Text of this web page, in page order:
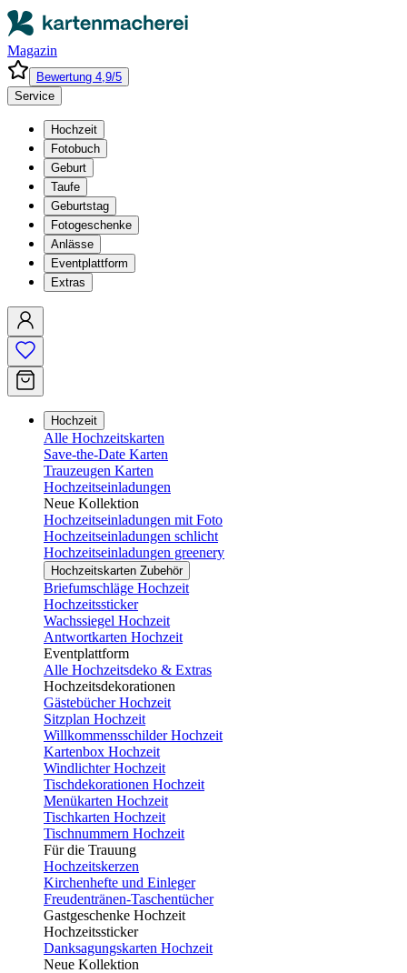
Magazin
Bewertung 4,9/5
Service
Hochzeit
Fotobuch
Geburt
Taufe
Geburtstag
Fotogeschenke
Anlässe
Eventplattform
Extras
Hochzeit
Alle Hochzeitskarten
Save-the-Date Karten
Trauzeugen Karten
Hochzeitseinladungen
Neue Kollektion
Hochzeitseinladungen mit Foto
Hochzeitseinladungen schlicht
Hochzeitseinladungen greenery
Hochzeitskarten Zubehör
Briefumschläge Hochzeit
Hochzeitssticker
Wachssiegel Hochzeit
Antwortkarten Hochzeit
Eventplattform
Alle Hochzeitsdeko & Extras
Hochzeitsdekorationen
Gästebücher Hochzeit
Sitzplan Hochzeit
Willkommensschilder Hochzeit
Kartenbox Hochzeit
Windlichter Hochzeit
Tischdekorationen Hochzeit
Menükarten Hochzeit
Tischkarten Hochzeit
Tischnummern Hochzeit
Für die Trauung
Hochzeitskerzen
Kirchenhefte und Einleger
Freudentränen-Taschentücher
Gastgeschenke Hochzeit
Hochzeitssticker
Danksagungskarten Hochzeit
Neue Kollektion